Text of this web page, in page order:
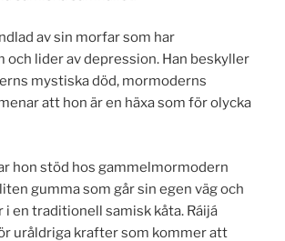
av sin morfar som har
och lider av depression. Han beskyller
mystiska död, mormoderns
att hon är en häxa som för olycka
hon stöd hos gammelmormodern
gumma som går sin egen väg och
en traditionell samisk kåta. Ráijá
uråldriga krafter som kommer att